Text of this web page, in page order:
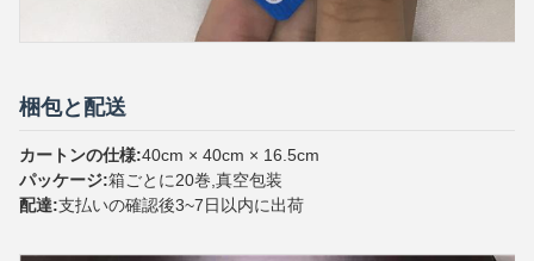
梱包と配送
カートンの仕様:40cm × 40cm × 16.5cm
パッケージ:箱ごとに20巻,真空包装
配達:支払いの確認後3~7日以内に出荷